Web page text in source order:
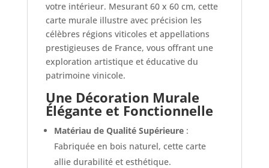
votre intérieur. Mesurant 60 x 60 cm, cette
carte murale illustre avec précision les
célèbres régions viticoles et appellations
prestigieuses de France, vous offrant une
exploration artistique et éducative du
patrimoine vinicole.
Une Décoration Murale
Élégante et Fonctionnelle
Matériau de Qualité Supérieure:
Fabriquée en bois naturel, cette carte
allie durabilité et esthétique.